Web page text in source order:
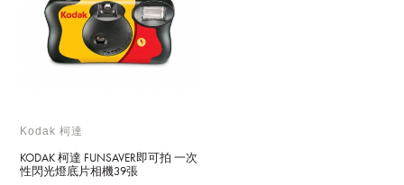
Kodak 柯達
KODAK 柯達 FUNSAVER即可拍 一次
性閃光燈底片相機39張